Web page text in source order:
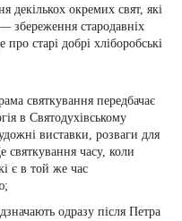
окремих свят, які
збереження стародавніх
старі добрі хліборобські
святкування передбачає
в Святодухівському
виставки, розваги для
святкування часу, коли
є в той же час
одразу після Петра